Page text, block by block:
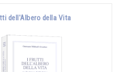
dell'Albero della Vita